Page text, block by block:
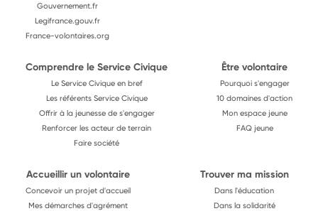
Gouvernement.fr
Legifrance.gouv.fr
France-volontaires.org
Comprendre le Service Civique
Le Service Civique en bref
Les référents Service Civique
Offrir à la jeunesse de s'engager
Renforcer les acteur de terrain
Faire société
Être volontaire
Pourquoi s'engager
10 domaines d'action
Mon espace jeune
FAQ jeune
Accueillir un volontaire
Concevoir un projet d'accueil
Mes démarches d'agrément
Trouver ma mission
Dans l'éducation
Dans la solidarité